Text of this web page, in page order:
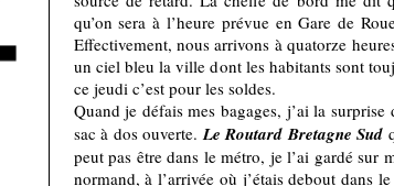
qu’on sera à l’heure prévue en Gare de
Effectivement, nous arrivons à quatorze
un ciel bleu la ville dont les habitants sont
ce jeudi c’est pour les soldes.
Quand je défais mes bagages, j’ai la
sac à dos ouverte.Le Routard Bretagne Sud
peut pas être dans le métro, je l’ai gardé sur
normand, à l’arrivée où j’étais debout dans